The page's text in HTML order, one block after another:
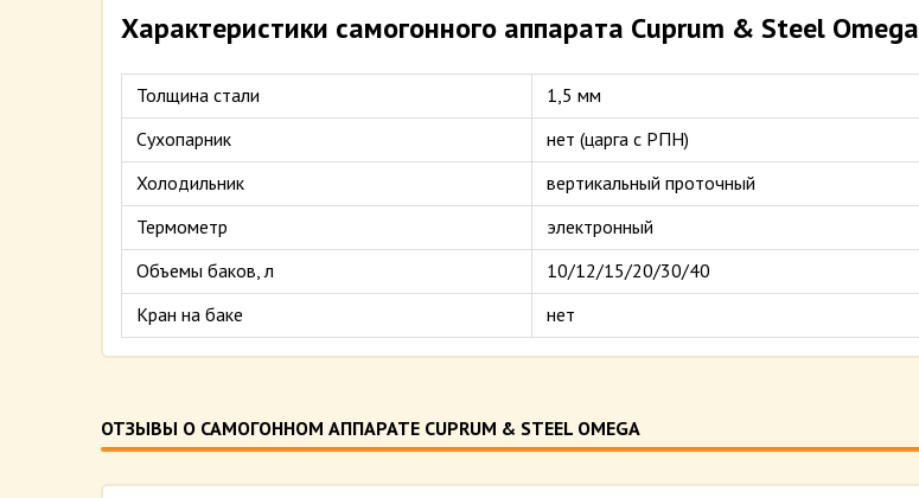
Характеристики самогонного аппарата Cuprum & Steel Omega
Толщина стали
1,5 мм
Сухопарник
нет (царга с РПН)
Холодильник
вертикальный проточный
Термометр
электронный
Объемы баков, л
10/12/15/20/30/40
Кран на баке
нет
ОТЗЫВЫ О САМОГОННОМ АППАРАТЕ CUPRUM & STEEL OMEGA